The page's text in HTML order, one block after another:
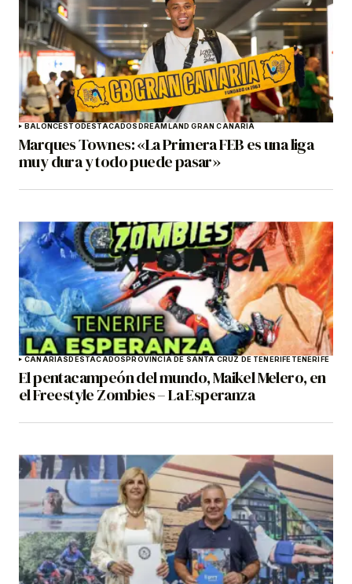
BALONCESTO DESTACADOS DREAMLAND GRAN CANARIA
Marques Townes: «La Primera FEB es una liga
muy dura y todo puede pasar»
CANARIAS DESTACADOS PROVINCIA DE SANTA CRUZ DE TENERIFETENERIFE
El pentacampeón del mundo, Maikel Melero, en
el Freestyle Zombies – La Esperanza